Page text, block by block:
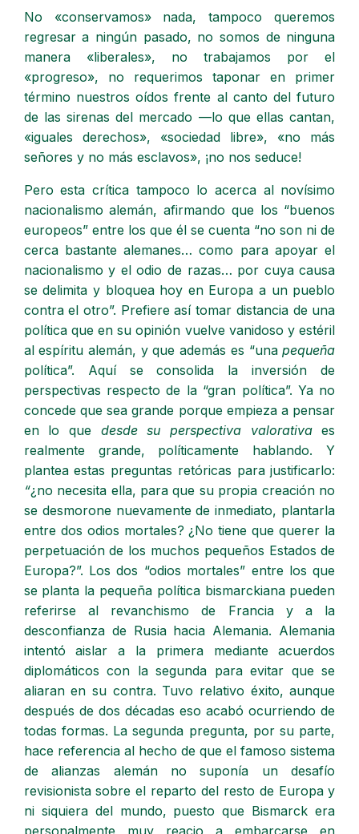
No «conservamos» nada, tampoco queremos
regresar a ningún pasado, no somos de ninguna
manera «liberales», no trabajamos por el
«progreso», no requerimos taponar en primer
término nuestros oídos frente al canto del futuro
de las sirenas del mercado —lo que ellas cantan,
«iguales derechos», «sociedad libre», «no más
señores y no más esclavos», ¡no nos seduce!
Pero esta crítica tampoco lo acerca al novísimo
nacionalismo alemán, afirmando que los “buenos
europeos” entre los que él se cuenta “no son ni de
cerca bastante alemanes… como para apoyar el
nacionalismo y el odio de razas… por cuya causa
se delimita y bloquea hoy en Europa a un pueblo
contra el otro”. Prefiere así tomar distancia de una
política que en su opinión vuelve vanidoso y estéril
al espíritu alemán, y que además es “unapequeña
política”. Aquí se consolida la inversión de
perspectivas respecto de la “gran política”. Ya no
concede que sea grande porque empieza a pensar
en lo que desde su perspectiva valorativaes
realmente grande, políticamente hablando. Y
plantea estas preguntas retóricas para justificarlo:
“¿no necesita ella, para que su propia creación no
se desmorone nuevamente de inmediato, plantarla
entre dos odios mortales? ¿No tiene que querer la
perpetuación de los muchos pequeños Estados de
Europa?”. Los dos “odios mortales” entre los que
se planta la pequeña política bismarckiana pueden
referirse al revanchismo de Francia y a la
desconfianza de Rusia hacia Alemania. Alemania
intentó aislar a la primera mediante acuerdos
diplomáticos con la segunda para evitar que se
aliaran en su contra. Tuvo relativo éxito, aunque
después de dos décadas eso acabó ocurriendo de
todas formas. La segunda pregunta, por su parte,
hace referencia al hecho de que el famoso sistema
de alianzas alemán no suponía un desafío
revisionista sobre el reparto del resto de Europa y
ni siquiera del mundo, puesto que Bismarck era